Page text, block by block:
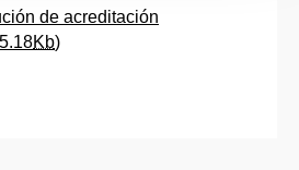
de acreditación
Kb)(Abre una nueva ventana)